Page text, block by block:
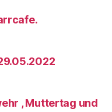
, Muttertag und